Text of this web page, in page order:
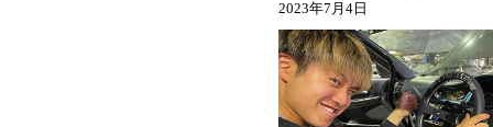
2023年7月4日